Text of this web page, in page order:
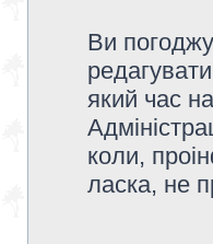
Ви
який час
коли,
ласка, не